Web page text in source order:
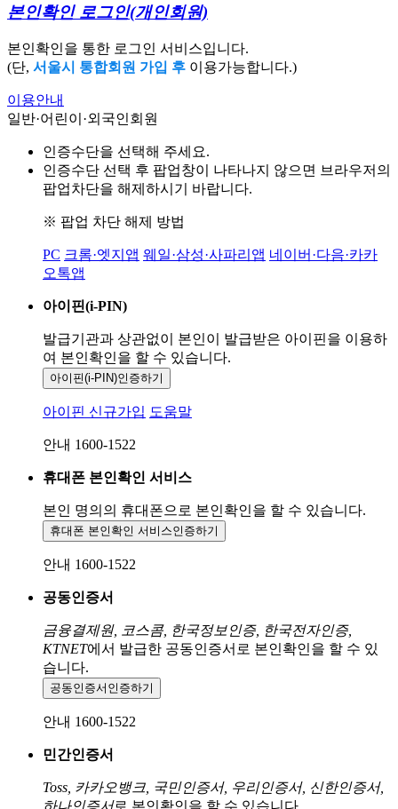
본인확인 로그인(개인회원)
본인확인을 통한 로그인 서비스입니다.
(단, 서울시 통합회원 가입 후 이용가능합니다.)
이용안내
일반·어린이·외국인회원
인증수단을 선택해 주세요.
인증수단 선택 후 팝업창이 나타나지 않으면 브라우저의
팝업차단을 해제하시기 바랍니다.
※ 팝업 차단 해제 방법
PC 크롬·엣지앱 웨일·삼성·사파리앱 네이버·다음·카카
오톡앱
아이핀(i-PIN)
발급기관과 상관없이 본인이 발급받은 아이핀을 이용하
여 본인확인을 할 수 있습니다.
아이핀(i-PIN)인증하기
아이핀 신규가입 도움말
안내 1600-1522
휴대폰 본인확인 서비스
본인 명의의 휴대폰으로 본인확인을 할 수 있습니다.
휴대폰 본인확인 서비스인증하기
안내 1600-1522
공동인증서
금융결제원, 코스콤, 한국정보인증, 한국전자인증,
KTNET에서 발급한 공동인증서로 본인확인을 할 수 있
습니다.
공동인증서 인증하기
안내 1600-1522
민간인증서
Toss, 카카오뱅크, 국민인증서, 우리인증서, 신한인증서,